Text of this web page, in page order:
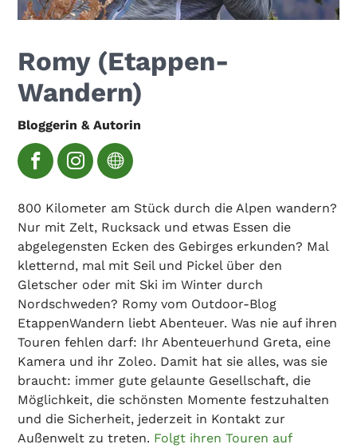
Romy (Etappen-
Wandern)
Bloggerin & Autorin
800 Kilometer am Stück durch die Alpen wandern?
Nur mit Zelt, Rucksack und etwas Essen die
abgelegensten Ecken des Gebirges erkunden? Mal
kletternd, mal mit Seil und Pickel über den
Gletscher oder mit Ski im Winter durch
Nordschweden? Romy vom Outdoor-Blog
EtappenWandern liebt Abenteuer. Was nie auf ihren
Touren fehlen darf: Ihr Abenteuerhund Greta, eine
Kamera und ihr Zoleo. Damit hat sie alles, was sie
braucht: immer gute gelaunte Gesellschaft, die
Möglichkeit, die schönsten Momente festzuhalten
und die Sicherheit, jederzeit in Kontakt zur
Außenwelt zu treten. Folgt ihren Touren auf